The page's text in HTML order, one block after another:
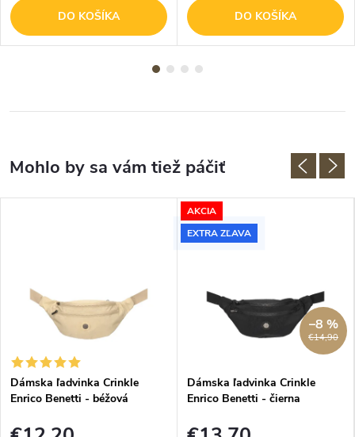
DO KOŠÍKA DO KOŠÍKA
Dámska ľadvinka Crinkle
Enrico Benetti - béžová
AKCIA
EXTRA ZĽAVA
€14,90
–8 %
Dámska ľadvinka Crinkle
Enrico Benetti - čierna